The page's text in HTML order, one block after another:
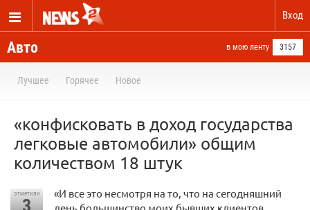
Вход
Авто в мою ленту 3157
Лучшее Горячее Новое
«конфисковать в доход государства
легковые автомобили» общим
количеством 18 штук
отметили
3
«И все это несмотря на то, что на сегодняшний